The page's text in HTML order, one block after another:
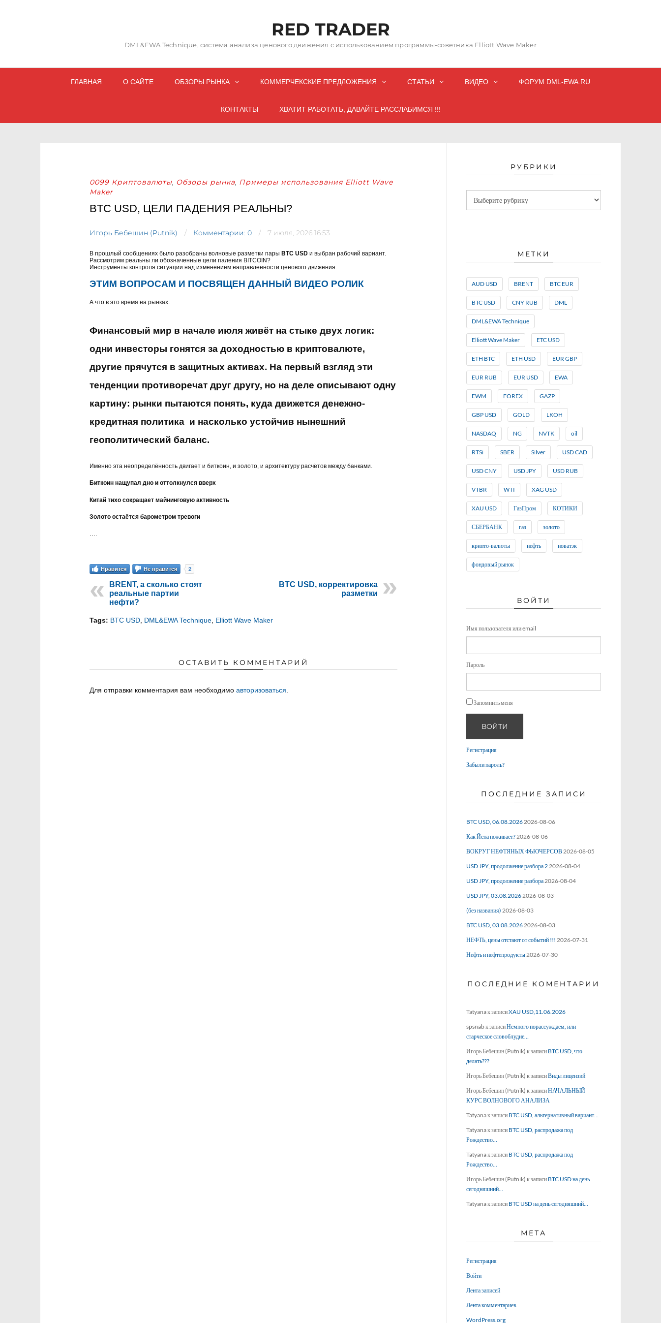
RED TRADER
DML&EWA Technique, система анализа ценового движения с использованием программы-советника Elliott Wave Maker
ГЛАВНАЯ О САЙТЕ ОБЗОРЫ РЫНКА КОММЕРЧЕКСКИЕ ПРЕДЛОЖЕНИЯ СТАТЬИ ВИДЕО ФОРУМ DML-EWA.RU
КОНТАКТЫ ХВАТИТ РАБОТАТЬ, ДАВАЙТЕ РАССЛАБИМСЯ !!!
0099 Криптовалюты, Обзоры рынка, Примеры использования Elliott Wave
Maker
BTC USD, ЦЕЛИ ПАДЕНИЯ РЕАЛЬНЫ?
Игорь Бебешин (Putnik) Комментарии: 0 7 июля, 2026 16:53
В прошлый сообщениях было разобраны волновые разметки пары BTC USD и выбран рабочий вариант.
Рассмотрим реальны ли обозначенные цели паления BITCOIN?
Инструменты контроля ситуации над изменением направленности ценового движения.
ЭТИМ ВОПРОСАМ И ПОСВЯЩЕН ДАННЫЙ ВИДЕО РОЛИК
А что в это время на рынках:
Финансовый мир в начале июля живёт на стыке двух логик:
одни инвесторы гонятся за доходностью в криптовалюте,
другие прячутся в защитных активах. На первый взгляд эти
тенденции противоречат друг другу, но на деле описывают одну
картину: рынки пытаются понять, куда движется денежно-
кредитная политика и насколько устойчив нынешний
геополитический баланс.
Именно эта неопределённость двигает и биткоин, и золото, и архитектуру расчётов между банками.
Биткоин нащупал дно и оттолкнулся вверх
Китай тихо сокращает майнинговую активность
Золото остаётся барометром тревоги
….
Нравится 2
Не нравится
BRENT, а сколько стоят
реальные партии
нефти?
BTC USD, корректировка
разметки
Tags: BTC USD DML&EWA Technique Elliott Wave Maker
ОСТАВИТЬ КОММЕНТАРИЙ
Для отправки комментария вам необходимо авторизоваться
РУБРИКИ
МЕТКИ
AUD USD BRENT BTC EUR
BTC USD CNY RUB DML
DML&EWA Technique
Elliott Wave Maker ETC USD
ETH BTC ETH USD EUR GBP
EUR RUB EUR USD EWA
EWM FOREX GAZP
GBP USD GOLD LKOH
NASDAQ NG NVTK oil
RTSi SBER Silver USD CAD
USD CNY USD JPY USD RUB
VTBR WTI XAG USD
XAU USD ГазПром КОТИКИ
СБЕРБАНК газ золото
крипто-валюты нефть новатэк
фондовый рынок
ВОЙТИ
Имя пользователя или email
Пароль
Запомнить меня
ВОЙТИ
Регистрация
Забыли пароль?
ПОСЛЕДНИЕ ЗАПИСИ
BTC USD, 06.08.20262026-08-06
Как Йена поживает?2026-08-06
ВОКРУГ НЕФТЯНЫХ ФЬЮЧЕРСОВ2026-08-05
USD JPY, продолжение разбора 22026-08-04
USD JPY, продолжение разбора2026-08-04
USD JPY, 03.08.20262026-08-03
(без названия) 2026-08-03
BTC USD, 03.08.20262026-08-03
НЕФТЬ, цены отстают от событий !!! 2026-07-31
Нефть и нефтепродукты2026-07-30
ПОСЛЕДНИЕ КОМЕНТАРИИ
Tatyanaк записиXAU USD,11.06.2026
spsnabк записиНемного порассуждаем, или
старческое словоблудие…
Игорь Бебешин (Putnik) к записи BTC USD, что
делать???
Игорь Бебешин (Putnik) к записиВиды лицензий
Игорь Бебешин (Putnik) к записиНАЧАЛЬНЫЙ
КУРС ВОЛНОВОГО АНАЛИЗА
Tatyanaк записи BTC USD, альтернативный вариант…
Tatyanaк записи BTC USD, распродажа под
Рождество…
Tatyanaк записи BTC USD, распродажа под
Рождество…
Игорь Бебешин (Putnik) к записи BTC USD на день
сегодняшний…
Tatyanaк записи BTC USD на день сегодняшний…
МЕТА
Регистрация
Войти
Лента записей
Лента комментариев
WordPress.org